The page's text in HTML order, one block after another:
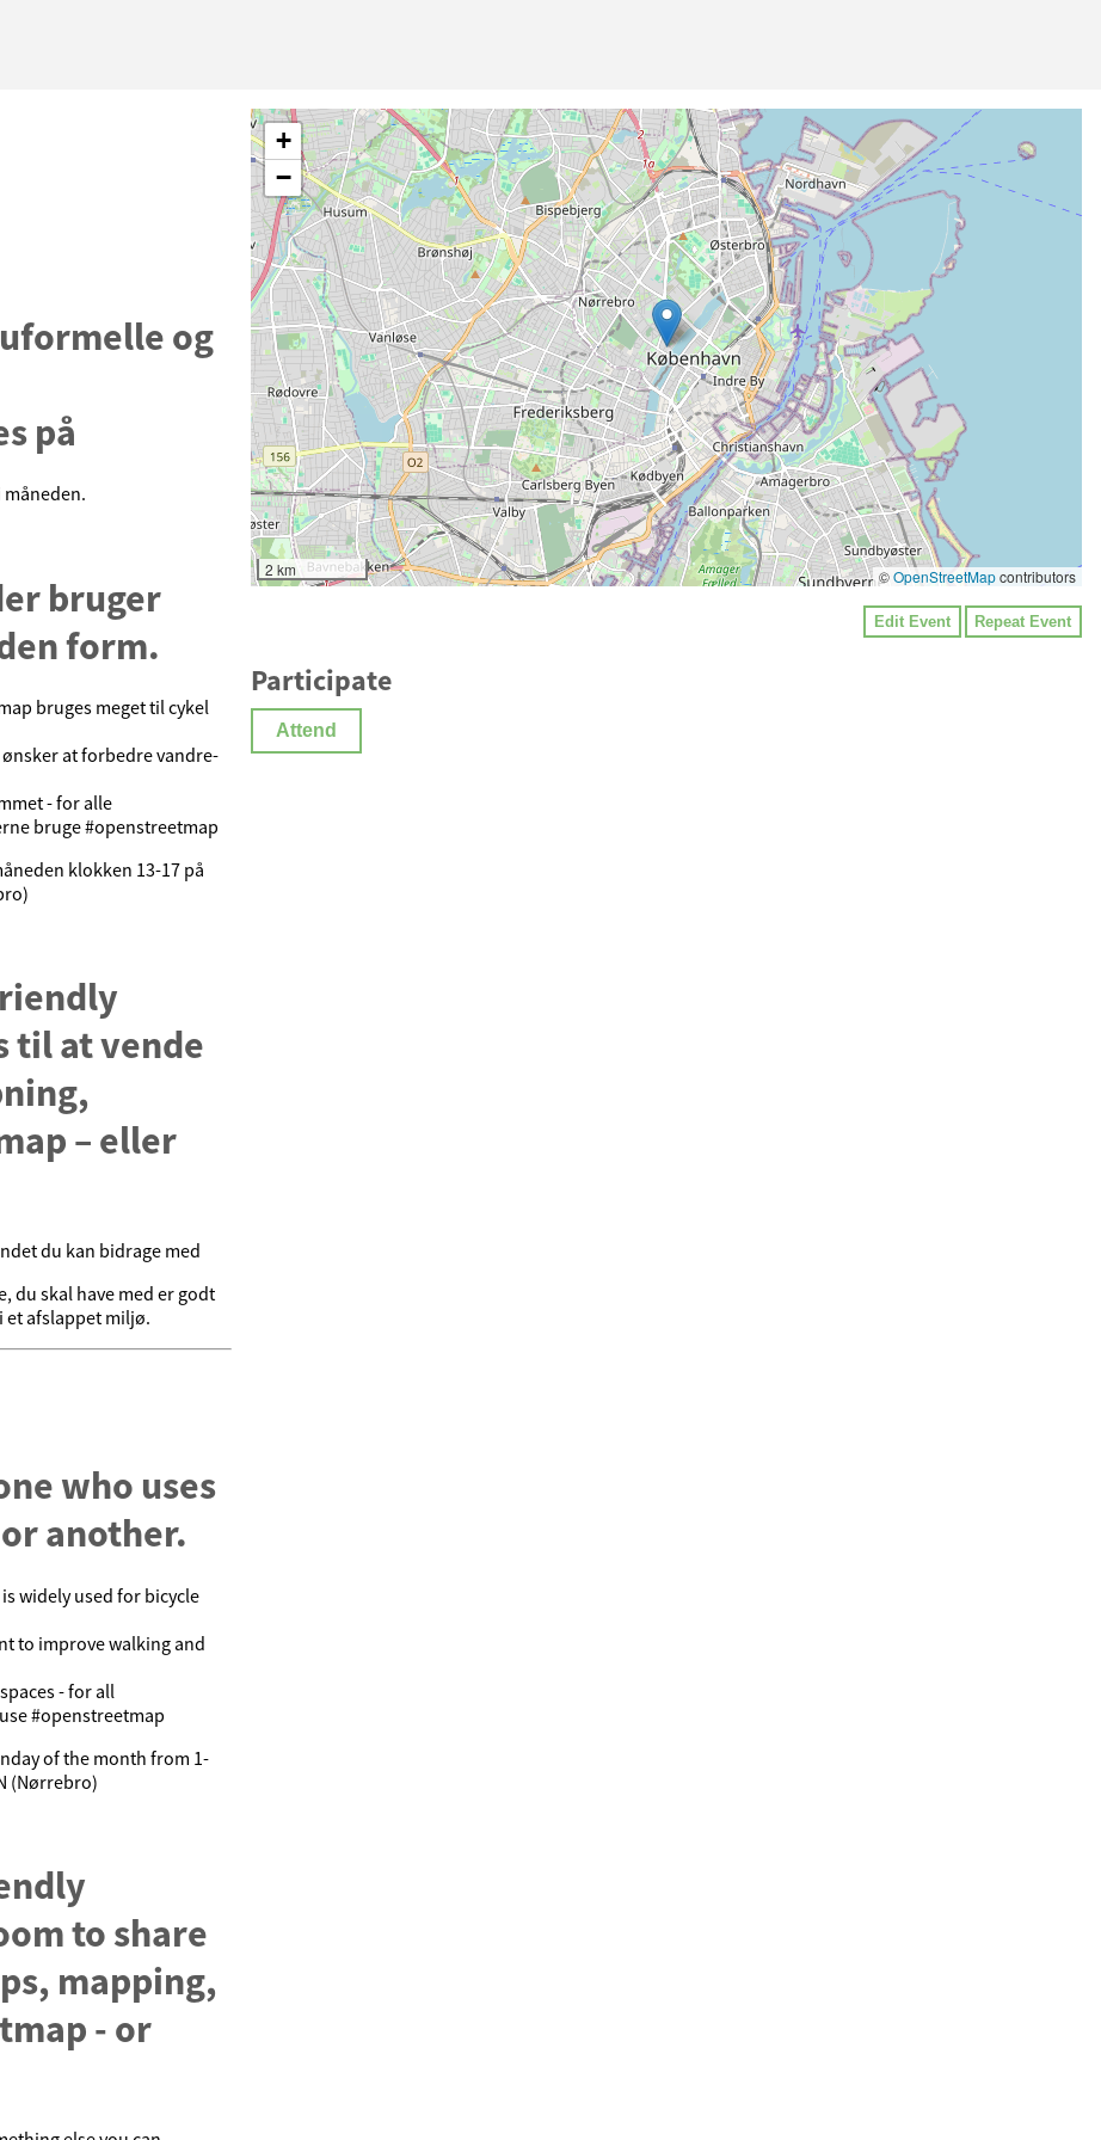
og
på
måneden.
bruger
form.
bruges meget til cykel
at forbedre vandre-
- for alle
bruge #openstreetmap
klokken 13-17 på
til at vende
– eller
du kan bidrage med
du skal have med er godt
et afslappet miljø.
who uses
another.
widely used for bicycle
to improve walking and
- for all
#openstreetmap
of the month from 1-
(Nørrebro)
to share
mapping,
- or
+
−
2 km ©OpenStreetMapcontributors
Edit Event Repeat Event
Participate
Attend